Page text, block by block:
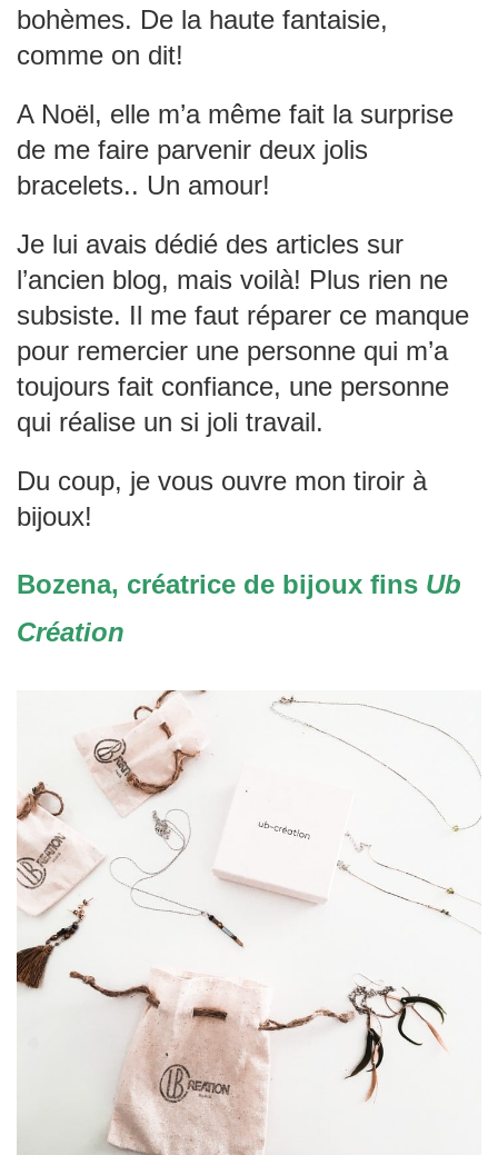
bohèmes. De la haute fantaisie,
comme on dit!
A Noël, elle m’a même fait la surprise
de me faire parvenir deux jolis
bracelets.. Un amour!
Je lui avais dédié des articles sur
l’ancien blog, mais voilà! Plus rien ne
subsiste. Il me faut réparer ce manque
pour remercier une personne qui m’a
toujours fait confiance, une personne
qui réalise un si joli travail.
Du coup, je vous ouvre mon tiroir à
bijoux!
Bozena, créatrice de bijoux fins Ub
Création